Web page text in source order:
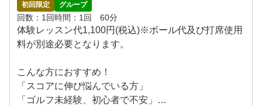
テーブル制。ライフスタイルにあわせて、無理なく、無駄
なく続けて頂くことができます。また、各種ゴルフ用品も
無料貸し出ししておりますのでお気軽にお越しください。
初回限定 グループ
回数 1回時間 1回　60分
体験レッスン代1,100円(税込)※ボール代及び打席使用
料が別途必要となります。
こんな方におすすめ！
「スコアに伸び悩んでいる方」
「ゴルフ未経験、初心者で不安」